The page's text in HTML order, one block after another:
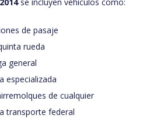
se incluyen vehículos como:
de pasaje
rueda
general
especializada
de cualquier
transporte federal